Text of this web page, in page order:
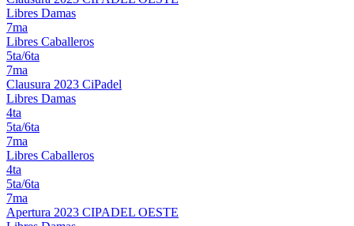
Libres Damas
7ma
Libres Caballeros
5ta/6ta
7ma
Clausura 2023 CiPadel
Libres Damas
4ta
5ta/6ta
7ma
Libres Caballeros
4ta
5ta/6ta
7ma
Apertura 2023 CIPADEL OESTE